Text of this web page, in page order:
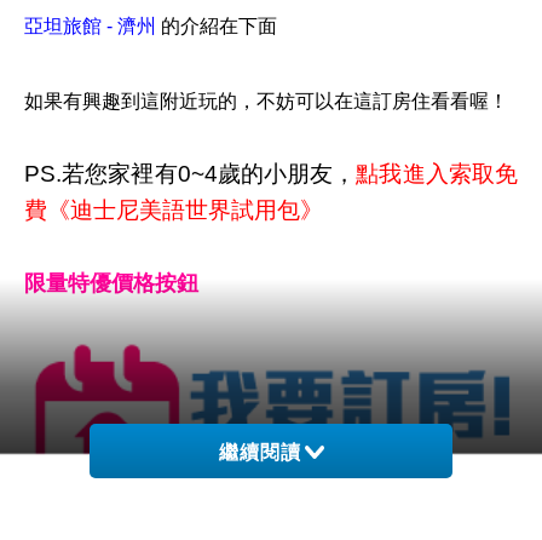
亞坦旅館 - 濟州 的介紹在下面
如果有興趣到這附近玩的，不妨可以在這訂房住看看喔！
PS.若您家裡有0~4歲的小朋友，點我進入索取免
費《迪士尼美語世界試用包》
限量特優價格按鈕
繼續閱讀